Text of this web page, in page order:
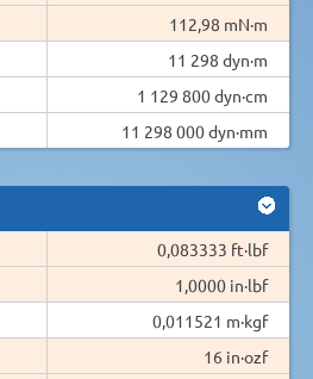
112,98 mN·m
11 298 dyn·m
1 129 800 dyn·cm
11 298 000 dyn·mm
0,083333 ft·lbf
1,0000 in·lbf
0,011521 m·kgf
16 in·ozf